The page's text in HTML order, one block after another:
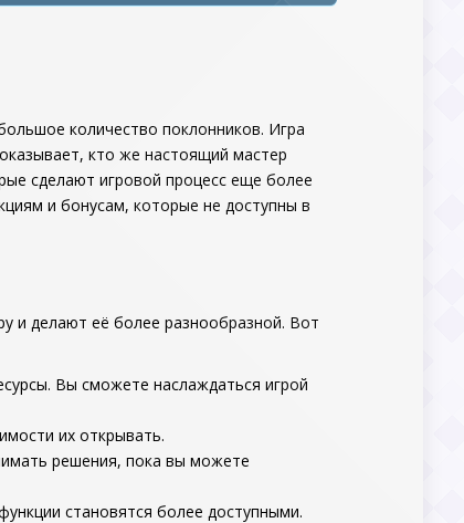
количество поклонников. Игра
кто же настоящий мастер
сделают игровой процесс еще более
и бонусам, которые не доступны в
и делают её более разнообразной. Вот
Вы сможете наслаждаться игрой
их открывать.
решения, пока вы можете
становятся более доступными.